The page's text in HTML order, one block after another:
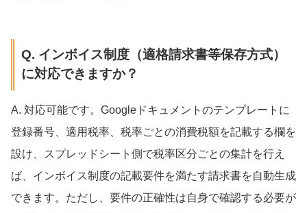
Q. インボイス制度（適格請求書等保存方式）
に対応できますか？
A. 対応可能です。Googleドキュメントのテンプレートに
登録番号、適用税率、税率ごとの消費税額を記載する欄を
設け、スプレッドシート側で税率区分ごとの集計を行え
ば、インボイス制度の記載要件を満たす請求書を自動生成
できます。ただし、要件の正確性は自身で確認する必要が